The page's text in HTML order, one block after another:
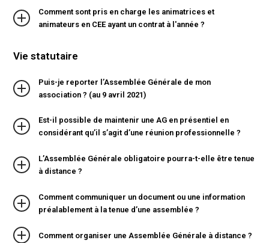
Comment sont pris en charge les animatrices et
animateurs en CEE ayant un contrat à l'année ?
Vie statutaire
Puis-je reporter l’Assemblée Générale de mon
association ? (au 9 avril 2021)
Est-il possible de maintenir une AG en présentiel en
considérant qu’il s’agit d’une réunion professionnelle ?
L’Assemblée Générale obligatoire pourra-t-elle être tenue
à distance ?
Comment communiquer un document ou une information
préalablement à la tenue d’une assemblée ?
Comment organiser une Assemblée Générale à distance ?